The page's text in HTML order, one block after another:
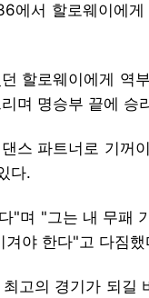
에서 할로웨이에
할로웨이에게 역
며 명승부 끝에 승
스 파트너로 기꺼
다.
"며 "그는 내 무패
겨야 한다"고 다짐했
고의 경기가 되길